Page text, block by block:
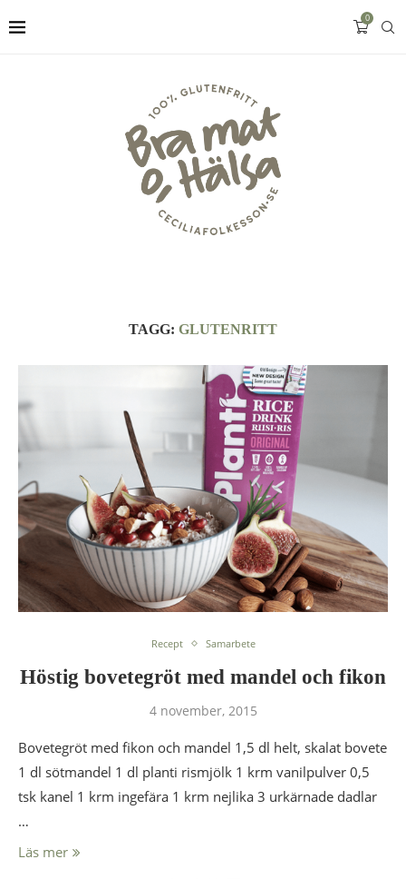
0
TAGG: GLUTENRITT
Recept Samarbete
Höstig bovetegröt med mandel och fikon
4 november, 2015
Bovetegröt med fikon och mandel 1,5 dl helt, skalat bovete
1 dl sötmandel 1 dl planti rismjölk 1 krm vanilpulver 0,5
tsk kanel 1 krm ingefära 1 krm nejlika 3 urkärnade dadlar
…
Läs mer